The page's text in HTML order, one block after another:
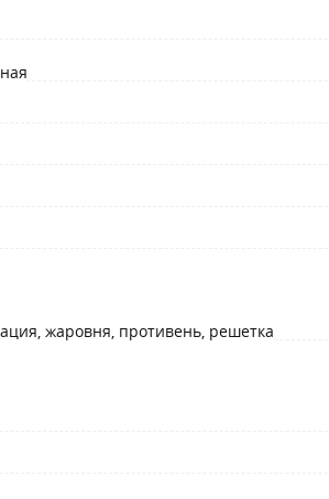
жаровня, противень, решетка